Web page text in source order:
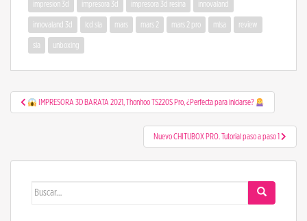
impresion 3d impresora 3d impresora 3d resina innovaland
innovaland 3d lcd sla mars mars 2 mars 2 pro mlsa review
sla unboxing
Navegación de entradas
IMPRESORA 3D BARATA 2021, Thonhoo TS220S Pro, ¿Perfecta para iniciarse?
Nuevo CHITUBOX PRO. Tutorial paso a paso 1
Buscar: